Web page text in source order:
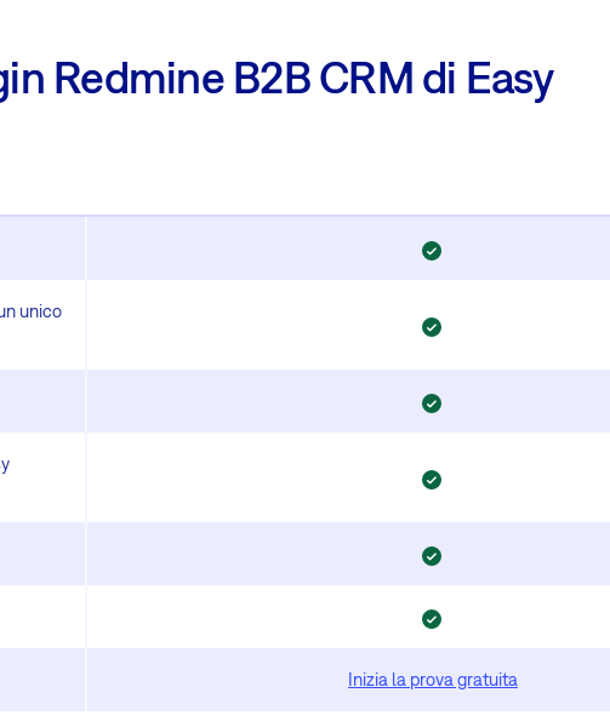
Redmine B2B CRM di Easy
unico
Inizia la prova gratuita